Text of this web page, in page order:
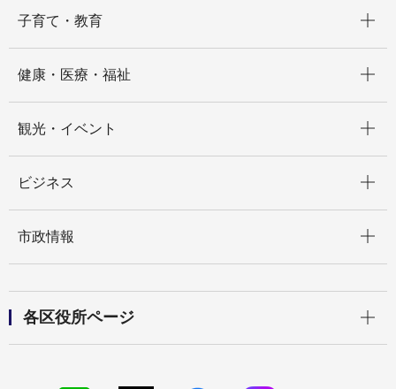
子育て・教育
健康・医療・福祉
観光・イベント
ビジネス
市政情報
各区役所ページ